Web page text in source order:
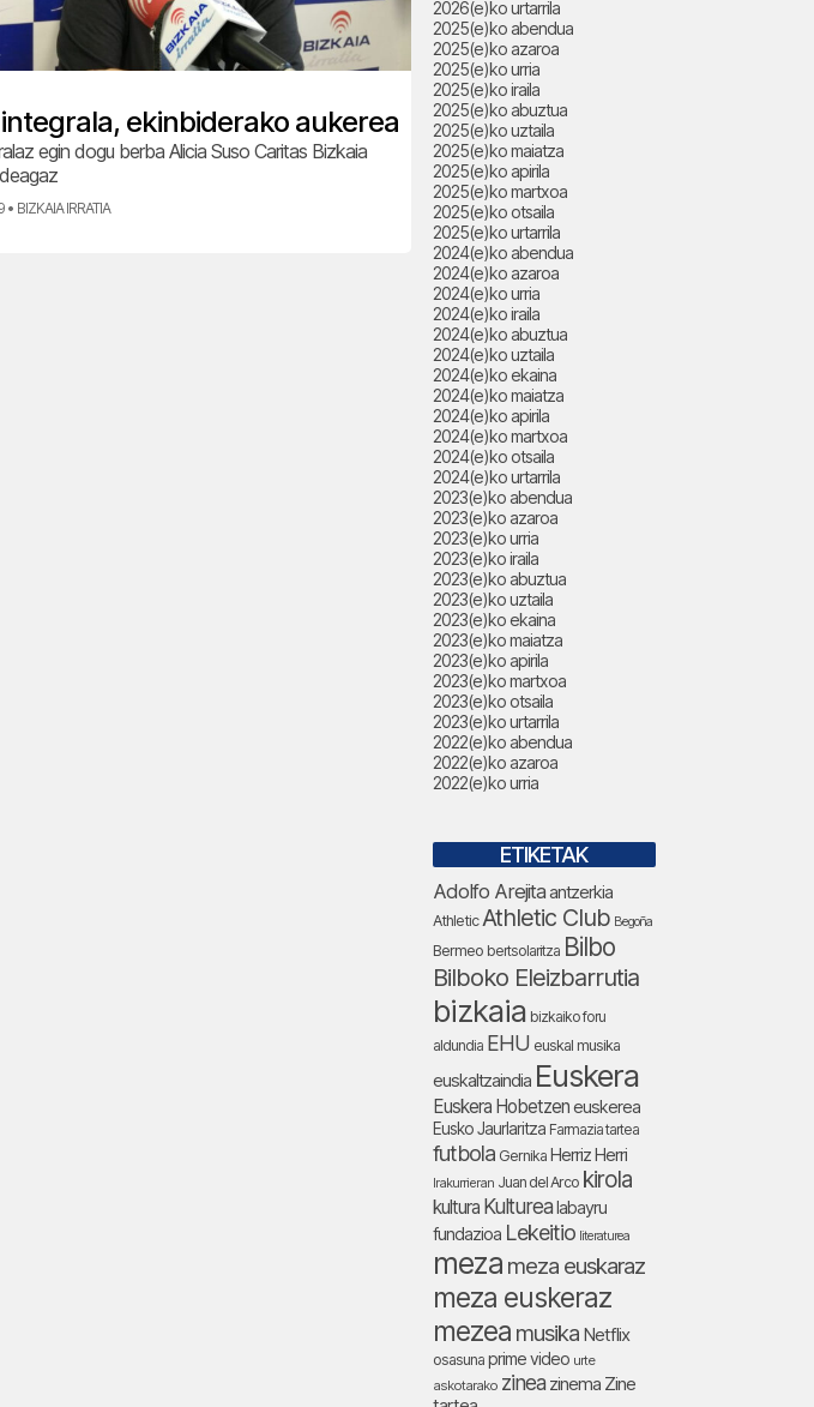
ekinbiderako aukerea
egin dogu berba Alicia Suso Caritas Bizkaia
BIZKAIA IRRATIA
2026(e)ko urtarrila
2025(e)ko abendua
2025(e)ko azaroa
2025(e)ko urria
2025(e)ko iraila
2025(e)ko abuztua
2025(e)ko uztaila
2025(e)ko maiatza
2025(e)ko apirila
2025(e)ko martxoa
2025(e)ko otsaila
2025(e)ko urtarrila
2024(e)ko abendua
2024(e)ko azaroa
2024(e)ko urria
2024(e)ko iraila
2024(e)ko abuztua
2024(e)ko uztaila
2024(e)ko ekaina
2024(e)ko maiatza
2024(e)ko apirila
2024(e)ko martxoa
2024(e)ko otsaila
2024(e)ko urtarrila
2023(e)ko abendua
2023(e)ko azaroa
2023(e)ko urria
2023(e)ko iraila
2023(e)ko abuztua
2023(e)ko uztaila
2023(e)ko ekaina
2023(e)ko maiatza
2023(e)ko apirila
2023(e)ko martxoa
2023(e)ko otsaila
2023(e)ko urtarrila
2022(e)ko abendua
2022(e)ko azaroa
2022(e)ko urria
ETIKETAK
Adolfo Arejitaantzerkia
Athletic Athletic Club Begoña
Bermeo bertsolaritza Bilbo
Bilboko Eleizbarrutia
bizkaia bizkaiko foru
aldundia EHU euskal musika
euskaltzaindia Euskera
Euskera Hobetzeneuskerea
Eusko Jaurlaritza Farmazia tartea
futbola Gernika Herriz Herri
Irakurrieran Juan del Arco kirola
kultura Kulturealabayru
fundazioa Lekeitio literaturea
meza meza euskaraz
meza euskeraz
mezea musika Netflix
osasuna prime video urte
askotarako zinea zinema Zine